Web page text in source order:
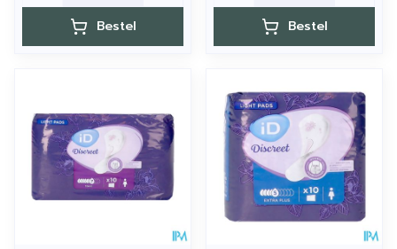
Bestel Bestel